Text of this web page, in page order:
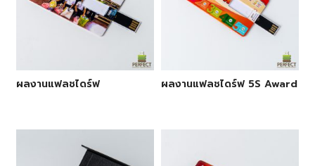
ผลงานแฟลชไดร์ฟ ผลงานแฟลชไดร์ฟ 5S Award